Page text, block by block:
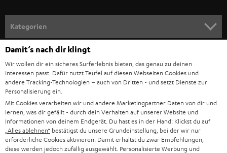
n
m
e
l
d
u
n
g
Kategorien
HEIMKINO
HEIMKINO-KOMPLETTANLAGEN
SOUNDBAR
STEREO
SMART HOME
Unternehmen
SUPPORT
KARRIERE
PRESSE & MARKETING
GESCHÄFTSKUNDEN
Teufel Onlineshops
DEUTSCHLAND
ÖSTERREICH
Damit‘s nach dir klingt
Wir wollen dir ein sicheres Surferlebnis bieten, das genau zu deinen
Interessen passt. Dafür nutzt Teufel auf diesen Webseiten Cookies und
andere Tracking-Technologien – auch von Dritten - und setzt Dienste zur
Personalisierung ein.
Mit Cookies verarbeiten wir und andere Marketingpartner Daten von dir und
lernen, was dir gefällt - durch dein Verhalten auf unserer Website und
Informationen von deinem Endgerät. Du hast es in der Hand: Klickst du auf
„Alles ablehnen“ bestätigst du unsere Grundeinstellung, bei der wir nur
erforderliche Cookies aktivieren. Damit erhältst du zwar Empfehlungen,
diese werden jedoch zufällig ausgewählt. Personalisierte Werbung und